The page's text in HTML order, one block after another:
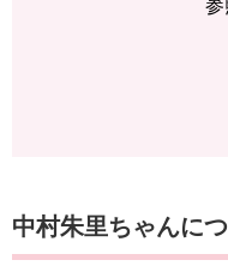
参
中村朱里ちゃんに